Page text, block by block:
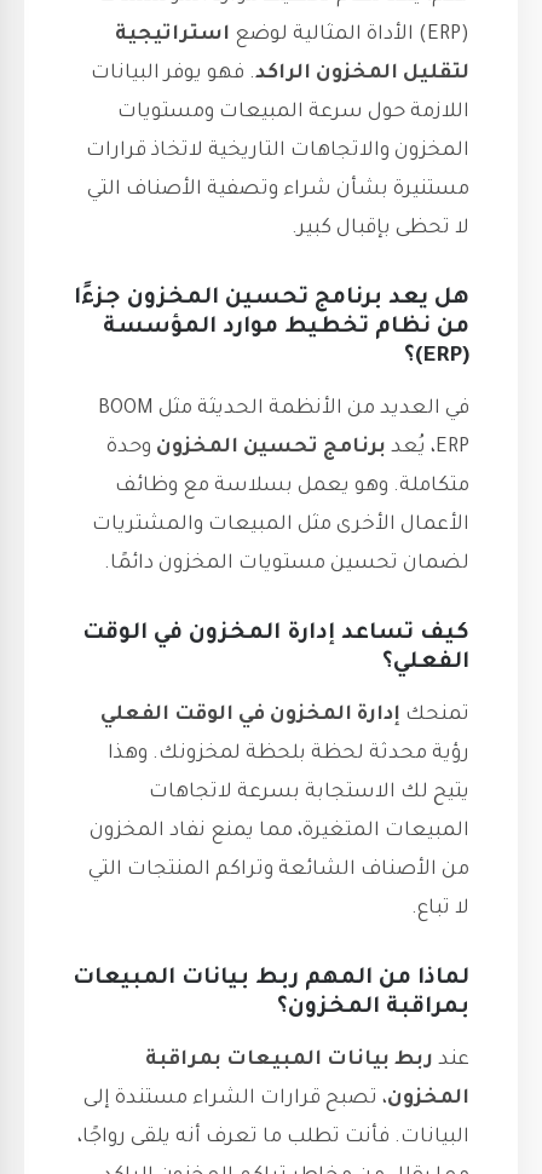
(ERP) الأداة المثالية لوضع
استراتيجية
لتقليل المخزون الراكد. فهو يوفر البيانات
اللازمة حول سرعة المبيعات ومستويات
المخزون والاتجاهات التاريخية لاتخاذ قرارات
مستنيرة بشأن شراء وتصفية الأصناف التي
لا تحظى بإقبال كبير.
هل يعد برنامج تحسين المخزون جزءًا
من نظام تخطيط موارد المؤسسة
(ERP)؟
في العديد من الأنظمة الحديثة مثل BOOM
ERP، يُعد
برنامج تحسين المخزون وحدة
متكاملة. وهو يعمل بسلاسة مع وظائف
الأعمال الأخرى مثل المبيعات والمشتريات
لضمان تحسين مستويات المخزون دائمًا.
كيف تساعد إدارة المخزون في الوقت
الفعلي؟
تمنحك إدارة المخزون في الوقت الفعلي
رؤية محدثة لحظة بلحظة لمخزونك. وهذا
يتيح لك الاستجابة بسرعة لاتجاهات
المبيعات المتغيرة، مما يمنع نفاد المخزون
من الأصناف الشائعة وتراكم المنتجات التي
لا تباع.
لماذا من المهم ربط بيانات المبيعات
بمراقبة المخزون؟
عند ربط بيانات المبيعات بمراقبة
المخزون، تصبح قرارات الشراء مستندة إلى
البيانات. فأنت تطلب ما تعرف أنه يلقى رواجًا،